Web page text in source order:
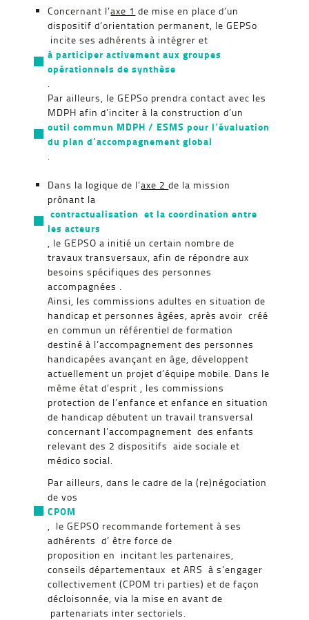
Concernant l’axe 1 de mise en place d’un
dispositif d’orientation permanent, le GEPSo
incite ses adhérents à intégrer et
à participer activement aux groupes
opérationnels de synthèse
.
Par ailleurs, le GEPSo prendra contact avec les
MDPH afin d’inciter à la construction d’un
outil commun MDPH / ESMS pour l’évaluation
du plan d’accompagnement global
.
Dans la logique de l’axe 2de la mission
prônant la
contractualisation et la coordination entre
les acteurs
, le GEPSO a initié un certain nombre de
travaux transversaux, afin de répondre aux
besoins spécifiques des personnes
accompagnées .
Ainsi, les commissions adultes en situation de
handicap et personnes âgées, après avoir créé
en commun un référentiel de formation
destiné à l’accompagnement des personnes
handicapées avançant en âge, développent
actuellement un projet d’équipe mobile. Dans le
même état d’esprit , les commissions
protection de l’enfance et enfance en situation
de handicap débutent un travail transversal
concernant l’accompagnement des enfants
relevant des 2 dispositifs aide sociale et
médico social.
Par ailleurs, dans le cadre de la (re)négociation
de vos
CPOM
, le GEPSO recommande fortement à ses
adhérents d’ être force de
proposition en incitant les partenaires,
conseils départementaux et ARS à s’engager
collectivement (CPOM tri parties) et de façon
décloisonnée, via la mise en avant de
partenariats inter sectoriels.